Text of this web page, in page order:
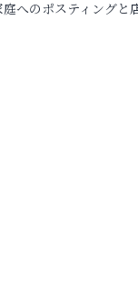
へのポスティングと